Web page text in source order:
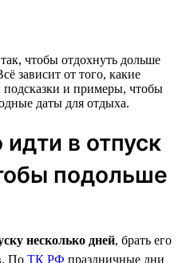
чтобы отдохнуть дольше
зависит от того, какие
и примеры, чтобы
даты для отдыха.
в отпуск
подольше
несколько дней, брать его
По ТК РФ праздничные дни